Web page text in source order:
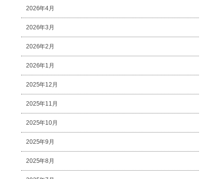
2026年4月
2026年3月
2026年2月
2026年1月
2025年12月
2025年11月
2025年10月
2025年9月
2025年8月